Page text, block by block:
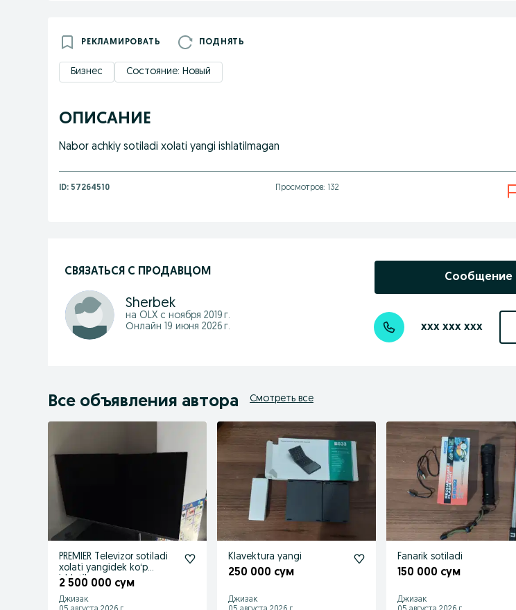
РЕКЛАМИРОВАТЬ ПОДНЯТЬ
Бизнес Состояние: Новый
ОПИСАНИЕ
Nabor achkiy sotiladi xolati yangi ishlatilmagan
ID: 57264510 Просмотров: 132
СВЯЗАТЬСЯ С ПРОДАВЦОМ
Sherbek
на OLX с ноября 2019 г.
Онлайн 19 июня 2026 г.
Сообщение
xxx xxx xxx
Все объявления автора Смотреть все
PREMIER Televizor sotiladi
xolati yangidek koʻp
ishlatilmagan
2 500 000 сум
Джизак
Klavektura yangi
250 000 сум
Джизак
Fanarik sotiladi
150 000 сум
Джизак